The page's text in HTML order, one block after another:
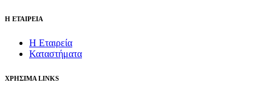
Η ΕΤΑΙΡΕΙΑ
Η Εταιρεία
Καταστήματα
ΧΡΗΣΙΜΑ LINKS